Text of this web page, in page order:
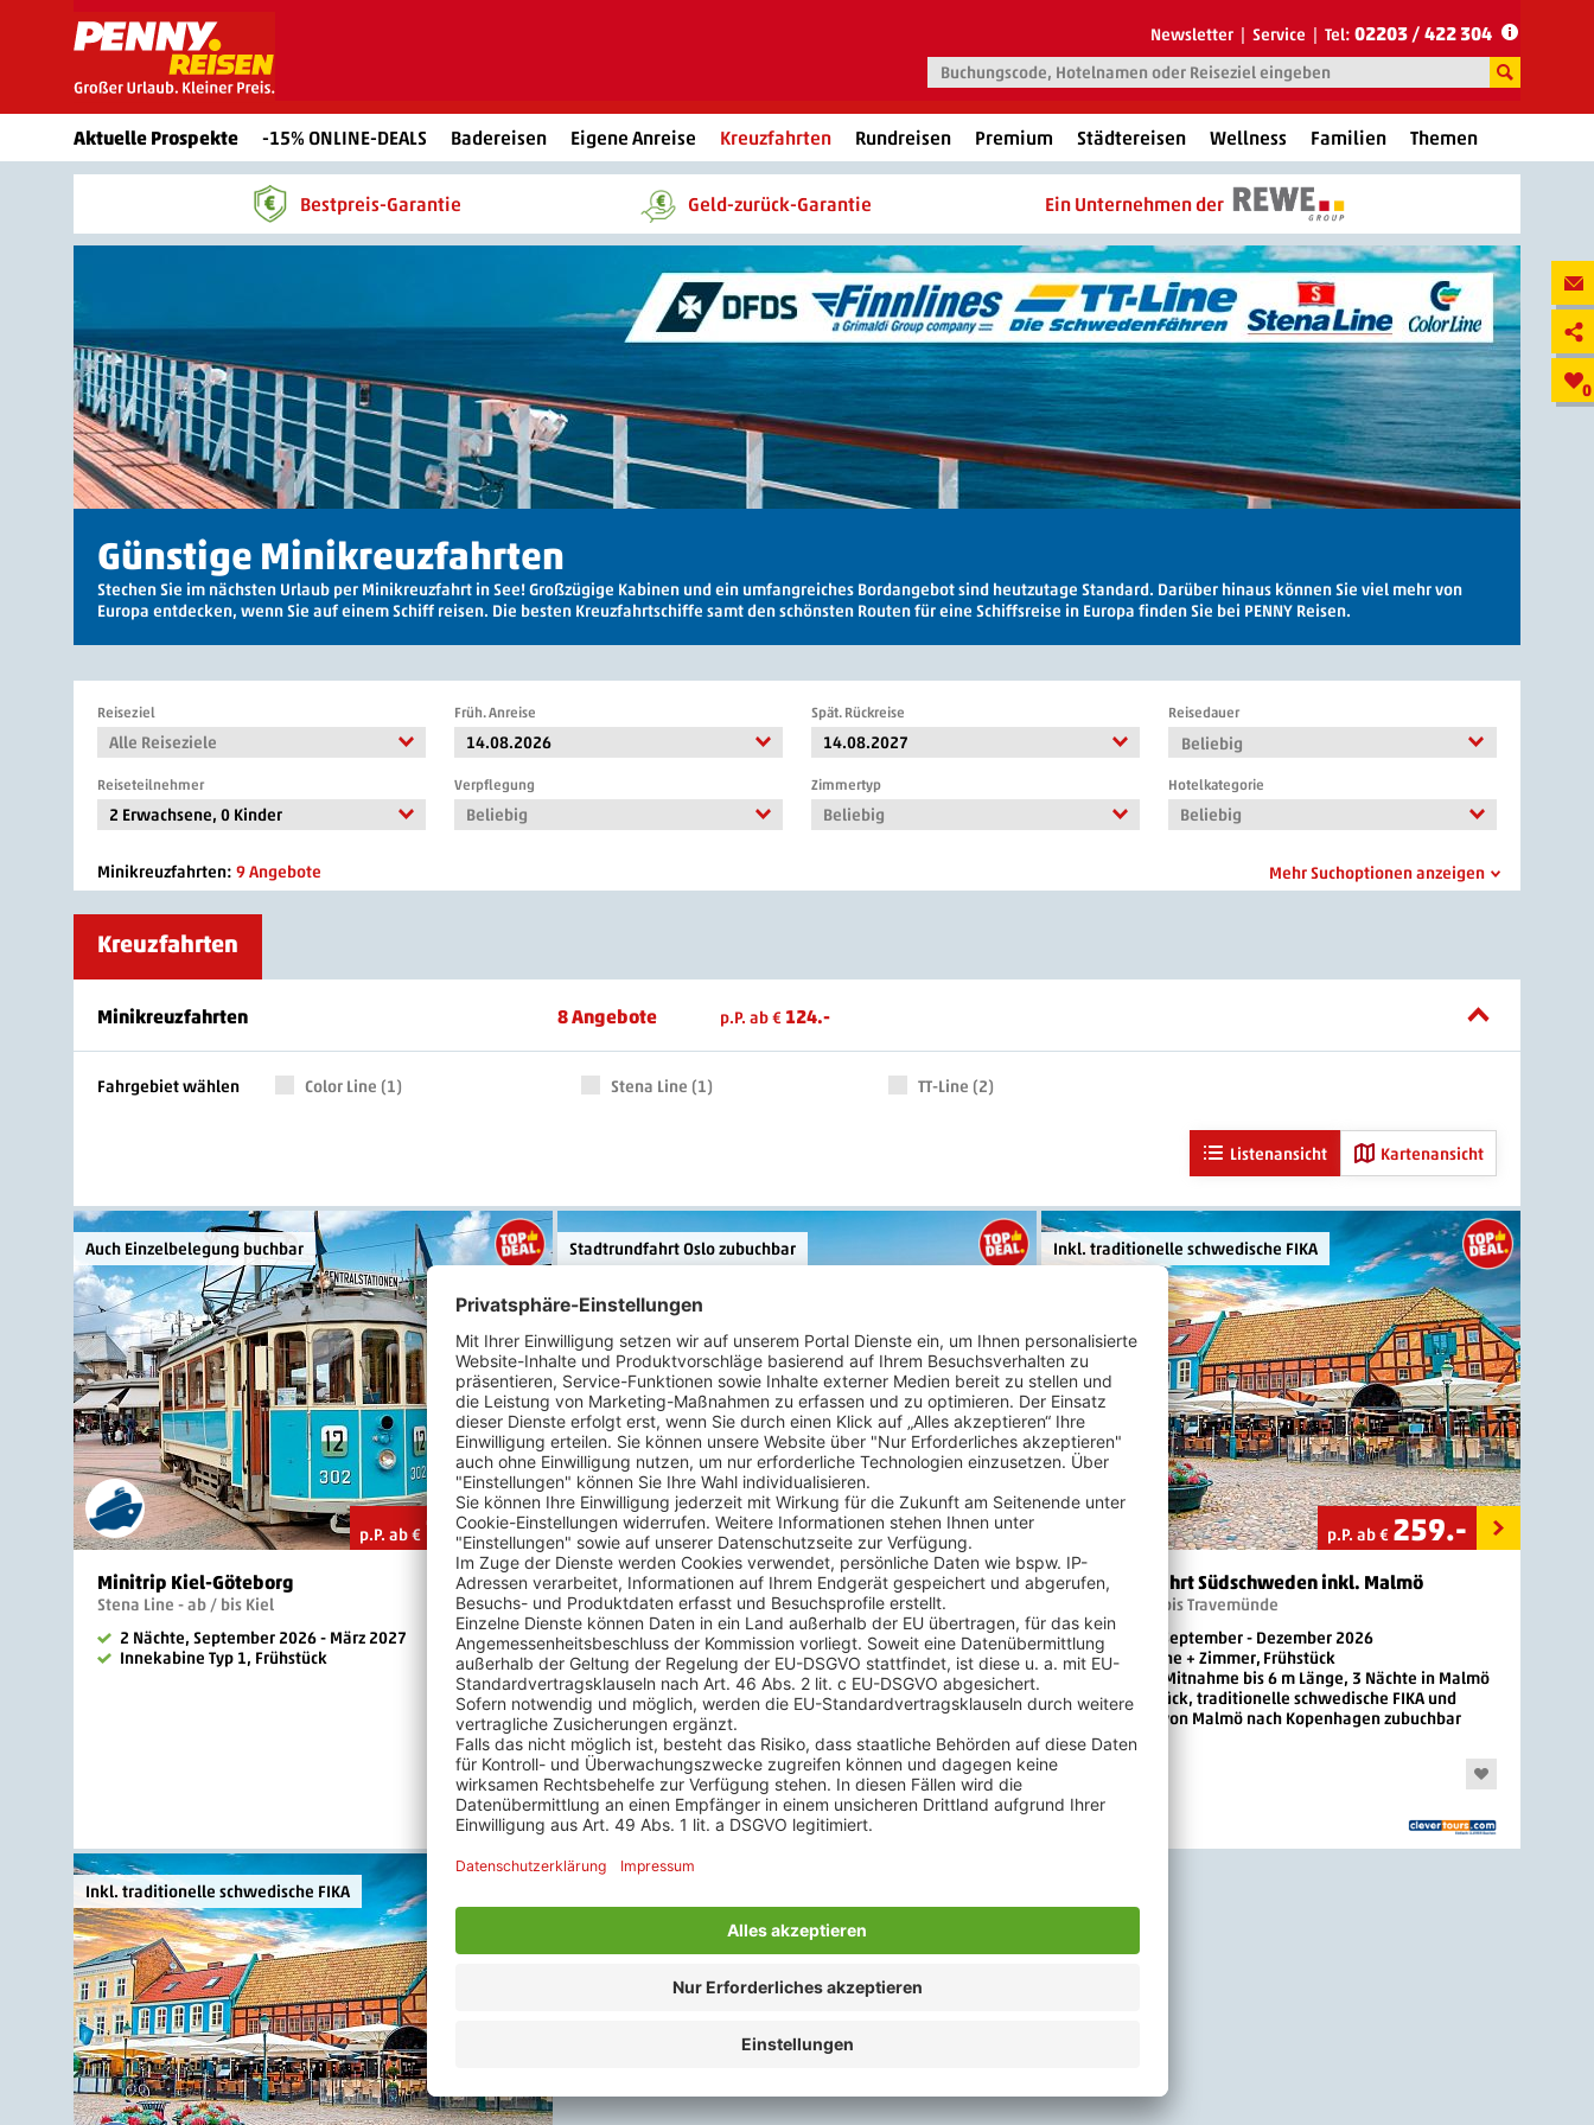
Newsletter Service Tel: 02203 / 422 304
Aktuelle Prospekte -15% ONLINE-DEALS Badereisen Eigene Anreise Kreuzfahrten Rundreisen Premium Städtereisen Wellness Familien Themen
0
Bestpreis-Garantie Geld-zurück-Garantie Ein Unternehmen der
Günstige Minikreuzfahrten
Stechen Sie im nächsten Urlaub per Minikreuzfahrt in See! Großzügige Kabinen und ein umfangreiches Bordangebot sind heutzutage Standard. Darüber hinaus können Sie viel mehr von
Europa entdecken, wenn Sie auf einem Schiff reisen. Die besten Kreuzfahrtschiffe samt den schönsten Routen für eine Schiffsreise in Europa finden Sie bei PENNY Reisen.
Reiseziel
Alle Reiseziele
Früh. Anreise
14.08.2026
Spät. Rückreise
14.08.2027
Reisedauer
Beliebig
Reiseteilnehmer
2 Erwachsene, 0 Kinder
Verpflegung
Beliebig
Zimmertyp
Beliebig
Hotelkategorie
Beliebig
Minikreuzfahrten: 9 Angebote Mehr Suchoptionen anzeigen
Kreuzfahrten
Minikreuzfahrten 8 Angebote p.P. ab €124.-
Fahrgebiet wählen Color Line (1) Stena Line (1) TT-Line (2)
Listenansicht Kartenansicht
Auch Einzelbelegung buchbar
p.P. ab € 124.-
Minitrip Kiel-Göteborg
Stena Line - ab / bis Kiel
2 Nächte, September 2026 - März 2027
Innekabine Typ 1, Frühstück
Stadtrundfahrt Oslo zubuchbar
p.P. ab €177.-
Minikreuzfahrt Norwegen
Color Line - ab / bis Kiel
2 Nächte, September 2026 - November 2027
2er-Innenkabine Standard, Frühstück
Mahlzeiten an Bord und Stadtrundfahrt in Oslo
zubuchbar!
Inkl. traditionelle schwedische FIKA
p.P. ab € 259.-
Minikreuzfahrt Südschweden inkl. Malmö
TT-Line - ab / bis Travemünde
3 Nächte, September - Dezember 2026
Tageskabine + Zimmer, Frühstück
Inkl. PKW-Mitnahme bis 6 m Länge, 3 Nächte in Malmö
mit Frühstück, traditionelle schwedische FIKA und
Zugticket von Malmö nach Kopenhagen zubuchbar
Inkl. traditionelle schwedische FIKA